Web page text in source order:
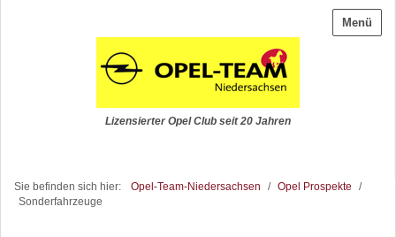
Menü
Lizensierter Opel Club seit 20 Jahren
Sie befinden sich hier: Opel-Team-Niedersachsen / Opel Prospekte
/
Sonderfahrzeuge